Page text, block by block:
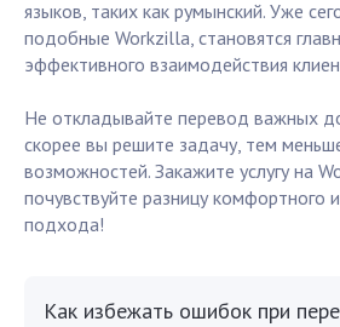
языков, таких как румынский. Уже
подобные Workzilla, становятся
эффективного взаимодействия
Не откладывайте перевод важных
скорее вы решите задачу, тем
возможностей. Закажите услугу на
почувствуйте разницу комфортного
подхода!
Как избежать ошибок при